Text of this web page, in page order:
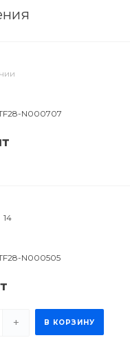
N000707
14
N000505
+ В КОРЗИНУ